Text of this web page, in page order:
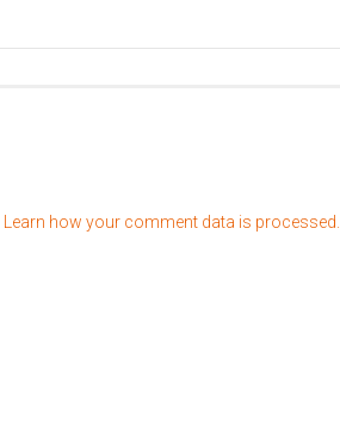
Learn how your comment data is processed.